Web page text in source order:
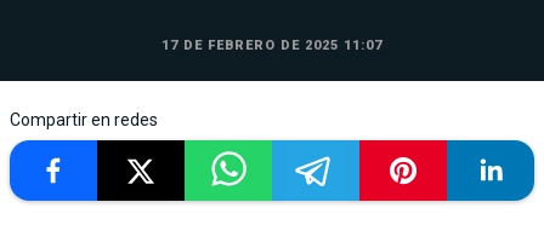
17 DE FEBRERO DE 2025 11:07
Compartir en redes